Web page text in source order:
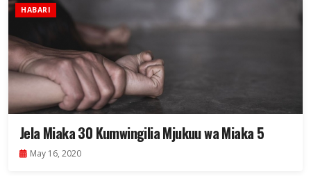
HABARI
Jela Miaka 30 Kumwingilia Mjukuu wa Miaka 5
May 16, 2020